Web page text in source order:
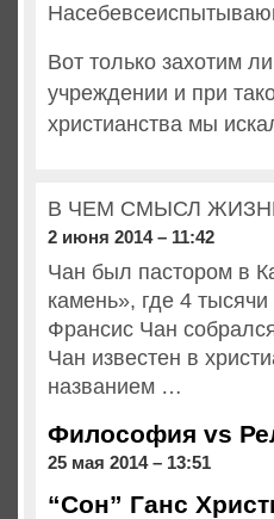
Вот только захотим
учреждении и при
христианства мы
В ЧЕМ СМЫСЛ
2 июня 2014 – 11:42
Чан был пастором в
камень», где 4
Франсис Чан
Чан известен в
названием …
Философия vs
25 мая 2014 – 13:51
“Сон” Ганс